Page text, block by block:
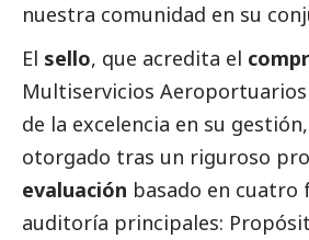
nuestra comunidad en su
El sello, que acredita el
Multiservicios
de la excelencia en su
otorgado tras un riguroso
evaluación basado en cuatro
auditoría principales: